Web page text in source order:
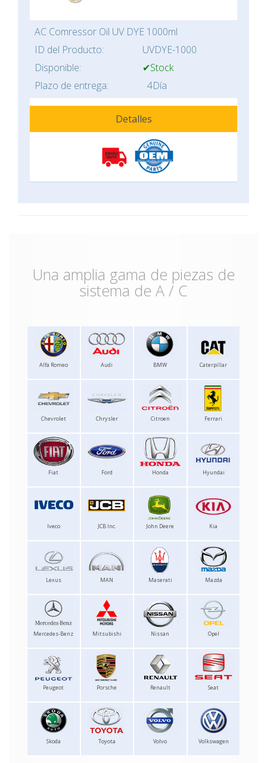
AC Comressor Oil UV DYE 1000ml
ID del Producto:
UVDYE-1000
Disponible:
✔Stock
Plazo de entrega:
4Día
Detalles
Una amplia gama de piezas de
sistema de A / C
Alfa Romeo Audi BMW Caterpillar
Chevrolet Chrysler Citroen Ferrari
Fiat Ford Honda Hyundai
Iveco JCB Inc. John Deere Kia
Lexus MAN Maserati Mazda
Mercedes-Benz Mitsubishi Nissan Opel
Peugeot Porsche Renault Seat
Skoda Toyota Volvo Volkswagen